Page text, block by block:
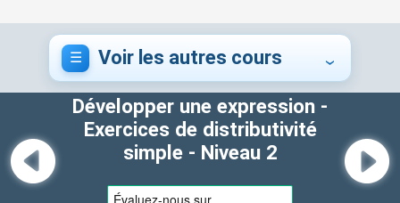
Voir les autres cours
Développer une expression -
Exercices de distributivité
simple - Niveau 2